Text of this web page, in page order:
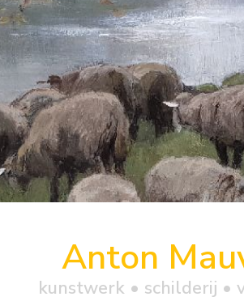
Anton
kunstwerk • schilderij •